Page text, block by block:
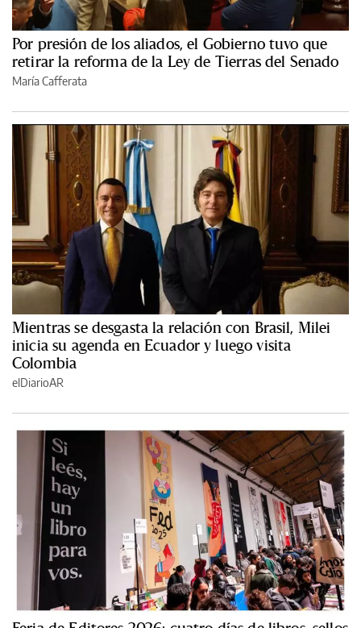
Por presión de los aliados, el Gobierno tuvo que
retirar la reforma de la Ley de Tierras del Senado
María Cafferata
Mientras se desgasta la relación con Brasil, Milei
inicia su agenda en Ecuador y luego visita
Colombia
elDiarioAR